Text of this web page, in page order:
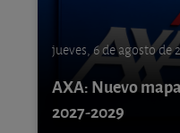
jueves, 6 de agosto de
AXA: Nuevo
2027-2029